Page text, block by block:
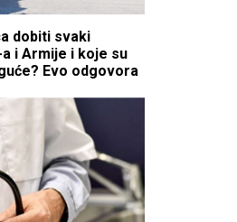
dobiti svaki
a i Armije i koje su
Evo odgovora